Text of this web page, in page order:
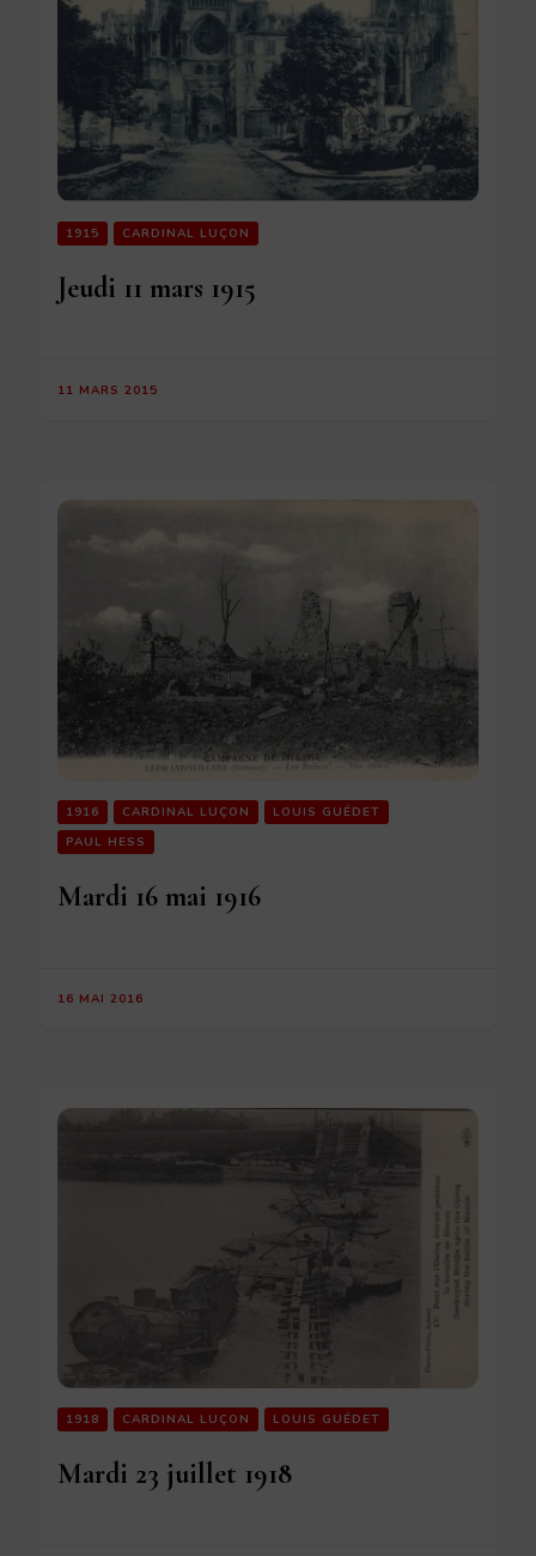
1915 CARDINAL LUÇON
Jeudi 11 mars 1915
11 MARS 2015
1916 CARDINAL LUÇON
LOUIS GUÉDET
PAUL HESS
Mardi 16 mai 1916
16 MAI 2016
1918 CARDINAL LUÇON LOUIS GUÉDET
Mardi 23 juillet 1918